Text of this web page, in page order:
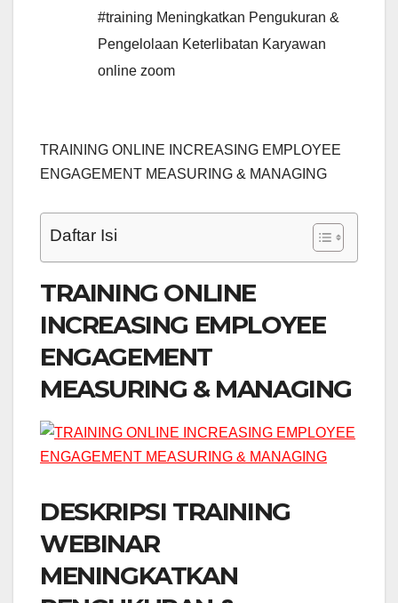
#training Meningkatkan Pengukuran &
Pengelolaan Keterlibatan Karyawan
online zoom
TRAINING ONLINE INCREASING EMPLOYEE
ENGAGEMENT MEASURING & MANAGING
Daftar Isi
TRAINING ONLINE
INCREASING EMPLOYEE
ENGAGEMENT
MEASURING & MANAGING
DESKRIPSI TRAINING
WEBINAR
MENINGKATKAN